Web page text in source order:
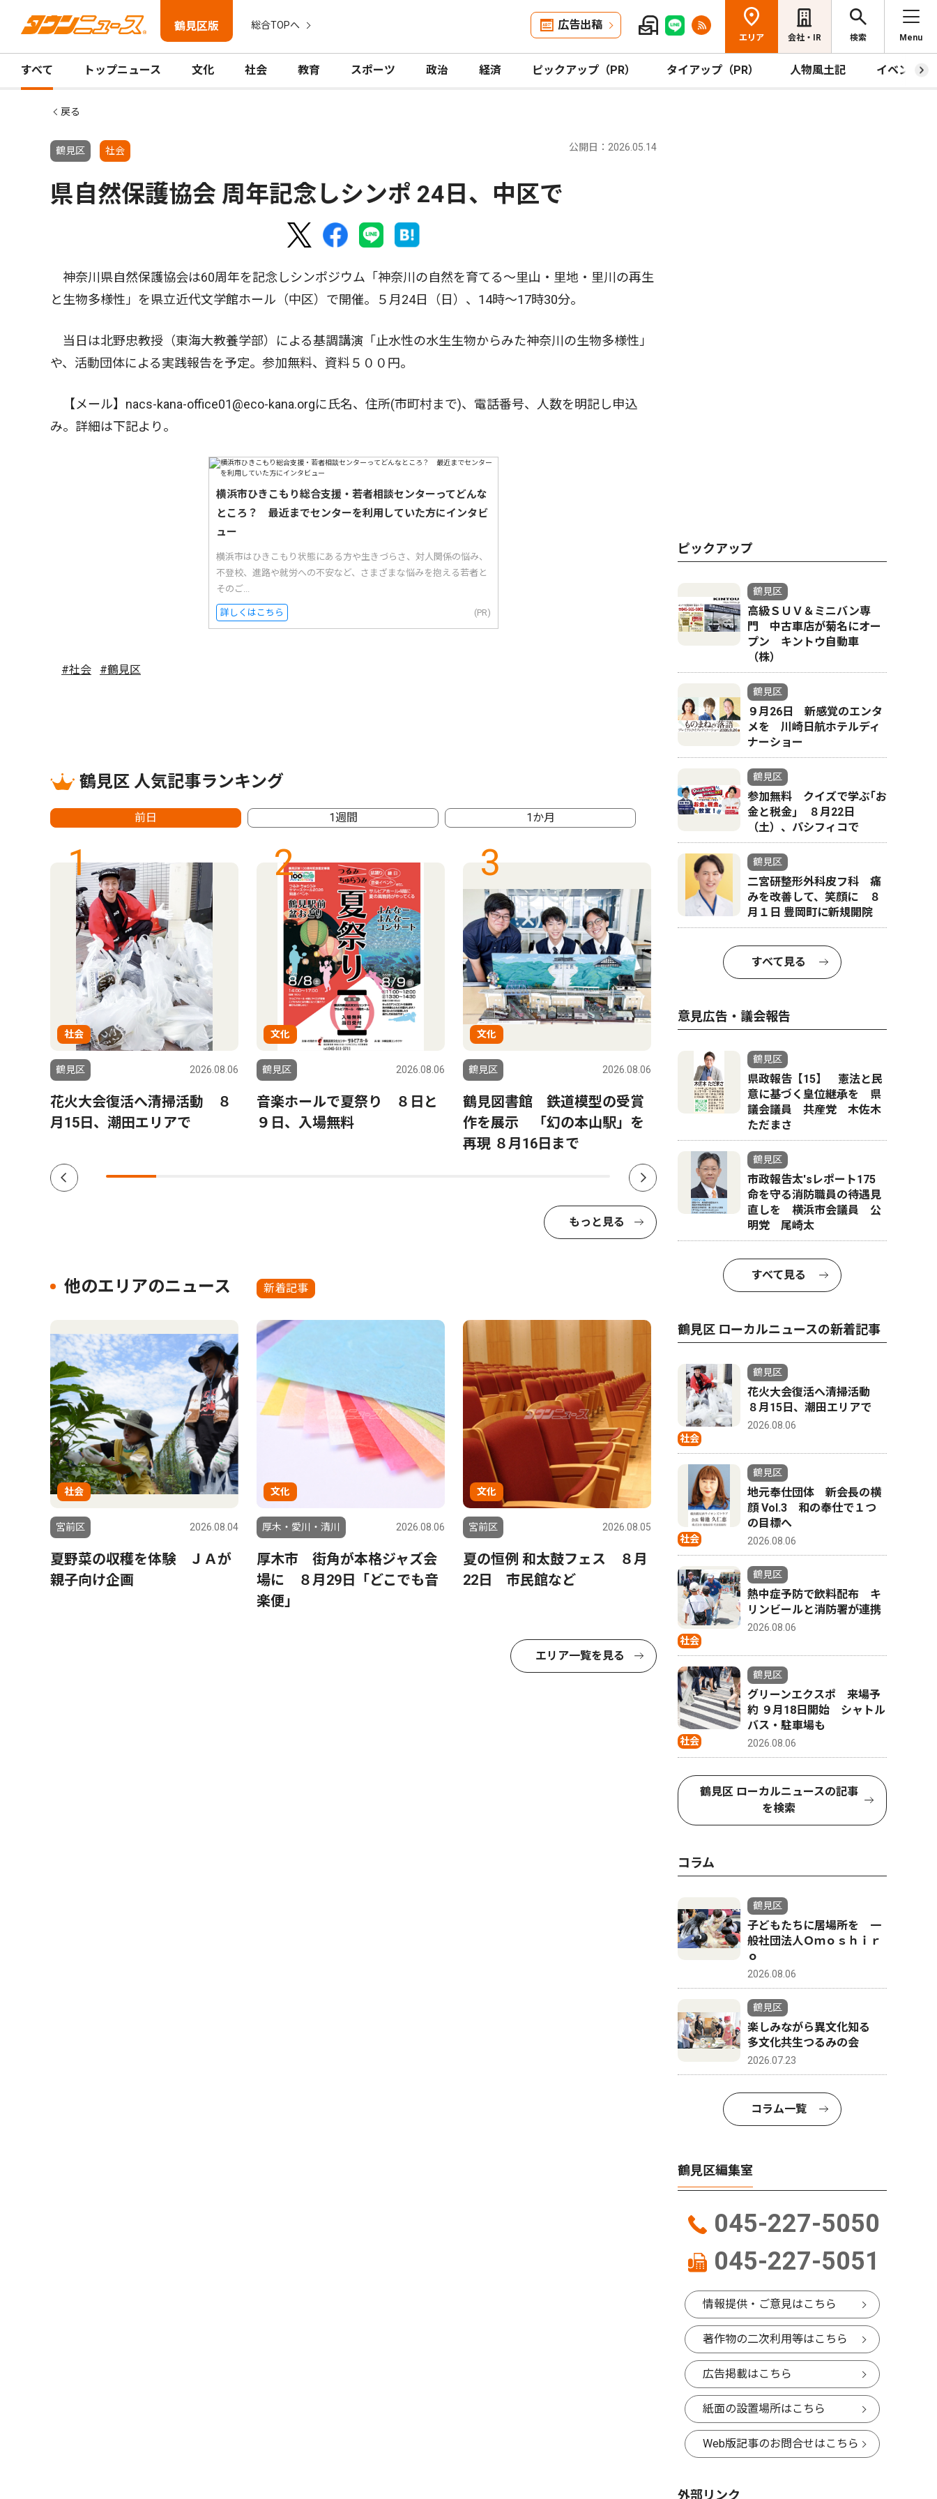
鶴見区版 総合TOPへ 広告出稿
エリア 会社・IR 検索 Menu
すべて トップニュース 文化 社会 教育 スポーツ 政治 経済 ピックアップ（PR） タイアップ（PR） 人物風土記 イベント
戻る
鶴見区 社会 公開日：2026.05.14
県自然保護協会 周年記念しシンポ 24日、中区で
神奈川県自然保護協会は60周年を記念しシンポジウム「神奈川の自然を育てる〜里山・里地・里川の再生
と生物多様性」を県立近代文学館ホール（中区）で開催。５月24日（日）、14時〜17時30分。
当日は北野忠教授（東海大教養学部）による基調講演「止水性の水生生物からみた神奈川の生物多様性」
や、活動団体による実践報告を予定。参加無料、資料５００円。
【メール】nacs-kana-office01@eco-kana.orgに氏名、住所(市町村まで)、電話番号、人数を明記し申込
み。詳細は下記より。
横浜市ひきこもり総合支援・若者相談センターってどんな
ところ？ 最近までセンターを利用していた方にインタビ
ュー
横浜市はひきこもり状態にある方や生きづらさ、対人関係の悩み、
不登校、進路や就労への不安など、さまざまな悩みを抱える若者と
そのご...
詳しくはこちら (PR)
#社会 #鶴見区
鶴見区 人気記事ランキング
前日 1週間 1か月
1
社会
鶴見区 2026.08.06
花火大会復活へ清掃活動 ８
月15日、潮田エリアで
2
文化
鶴見区 2026.08.06
音楽ホールで夏祭り ８日と
９日、入場無料
3
文化
鶴見区 2026.08.06
鶴見図書館 鉄道模型の受賞
作を展示 「幻の本山駅」を
再現 ８月16日まで
4
鶴見区
区仏教婦人会 鶴見川沿いで
盂蘭盆会 灯ろう並べ先祖を
供養
５人に１
里慶三事
もっと見る
他のエリアのニュース 新着記事
社会
宮前区 2026.08.04
夏野菜の収穫を体験 ＪＡが
親子向け企画
文化
厚木・愛川・清川 2026.08.06
厚木市 街角が本格ジャズ会
場に ８月29日「どこでも音
楽便」
文化
宮前区 2026.08.05
夏の恒例 和太鼓フェス ８月
22日 市民館など
エリア一覧を見る
ピックアップ
鶴見区
高級ＳＵＶ＆ミニバン専
門 中古車店が菊名にオー
プン キントウ自動車
（株）
鶴見区
９月26日 新感覚のエンタ
メを 川崎日航ホテルディ
ナーショー
鶴見区
参加無料 クイズで学ぶ｢お
金と税金｣ ８月22日
（土）、パシフィコで
鶴見区
二宮研整形外科皮フ科 痛
みを改善して、笑顔に ８
月１日 豊岡町に新規開院
すべて見る
意見広告・議会報告
鶴見区
県政報告【15】 憲法と民
意に基づく皇位継承を 県
議会議員 共産党 木佐木
ただまさ
鶴見区
市政報告太'sレポート175
命を守る消防職員の待遇見
直しを 横浜市会議員 公
明党 尾崎太
すべて見る
鶴見区 ローカルニュースの新着記事
社会
鶴見区
花火大会復活へ清掃活動
８月15日、潮田エリアで
2026.08.06
社会
鶴見区
地元奉仕団体 新会長の横
顔 Vol.3 和の奉仕で１つ
の目標へ
2026.08.06
社会
鶴見区
熱中症予防で飲料配布 キ
リンビールと消防署が連携
2026.08.06
社会
鶴見区
グリーンエクスポ 来場予
約 ９月18日開始 シャトル
バス・駐車場も
2026.08.06
鶴見区 ローカルニュースの記事
を検索
コラム
鶴見区
子どもたちに居場所を 一
般社団法人Ｏｍｏｓｈｉｒ
ｏ
2026.08.06
鶴見区
楽しみながら異文化知る
多文化共生つるみの会
2026.07.23
コラム一覧
鶴見区編集室
045-227-5050
045-227-5051
情報提供・ご意見はこちら
著作物の二次利用等はこちら
広告掲載はこちら
紙面の設置場所はこちら
Web版記事のお問合せはこちら
外部リンク